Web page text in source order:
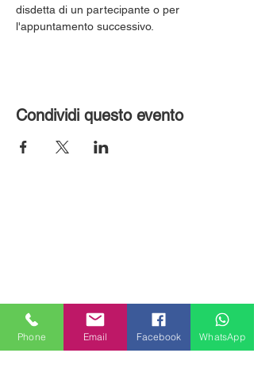
disdetta di un partecipante o per
l'appuntamento successivo.
Condividi questo evento
Phone Email Facebook WhatsApp